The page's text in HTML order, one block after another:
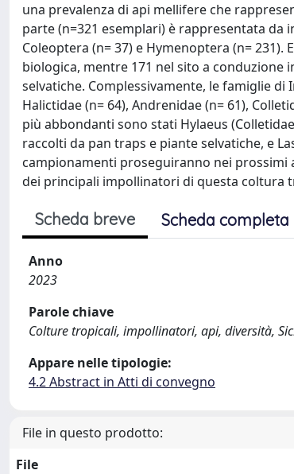
una prevalenza di api mellifere che
parte (n=321 esemplari) è rappresentata da
Coleoptera (n= 37) e Hymenoptera (n=
biologica, mentre 171 nel sito a conduzione
selvatiche. Complessivamente, le famiglie
Halictidae (n= 64), Andrenidae (n= 61),
più abbondanti sono stati Hylaeus
raccolti da pan traps e piante selvatiche, e
campionamenti proseguiranno nei
dei principali impollinatori di questa coltura
Scheda breve Scheda completa
Anno
2023
Parole chiave
Colture tropicali, impollinatori, api, diversità,
Appare nelle tipologie:
4.2 Abstract in Atti di convegno
File in questo prodotto:
File